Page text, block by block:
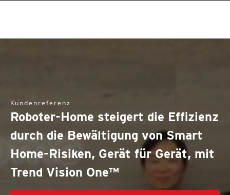
Kundenreferenz
Roboter-Home steigert die Effizienz
durch die Bewältigung von Smart
Home-Risiken, Gerät für Gerät, mit
Trend Vision One™
Products
Products
Products